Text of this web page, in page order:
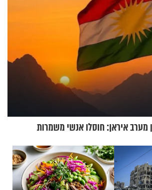
מערב איראן: חוסלו אנשי משמרות